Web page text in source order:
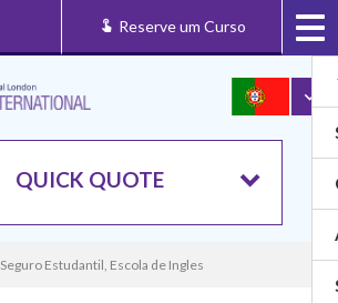
Reserve um Curso
QUICK QUOTE
Seguro Estudantil, Escola de Ingles